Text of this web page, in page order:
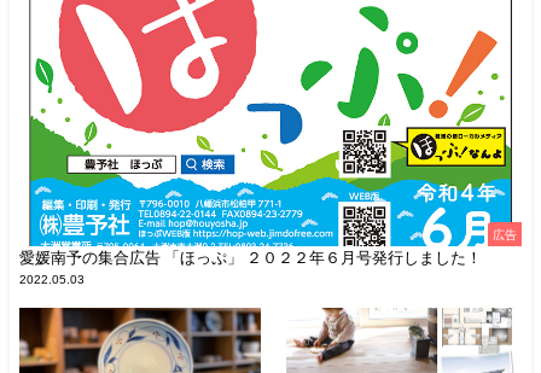
広告
愛媛南予の集合広告 「ほっぷ」 ２０２２年６月号発行しました！
2022.05.03